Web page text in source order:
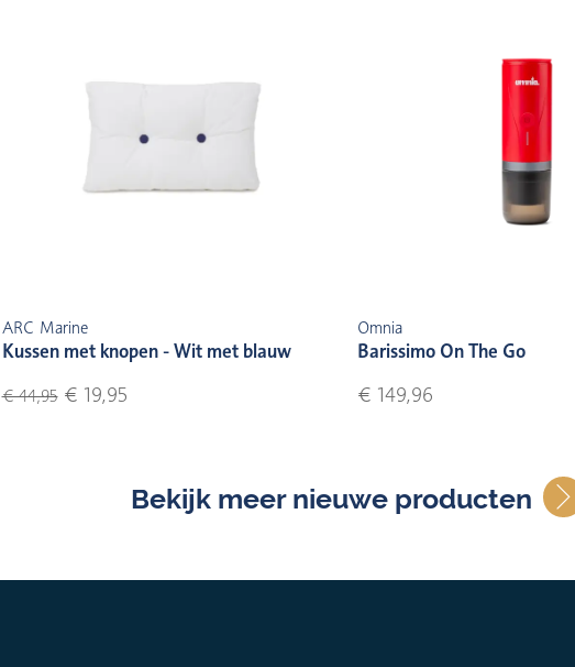
ARC Marine
Kussen met knopen - Wit met blauw
€ 44,95€ 19,95
Omnia
Barissimo On The Go
€ 149,96
Bekijk meer nieuwe producten